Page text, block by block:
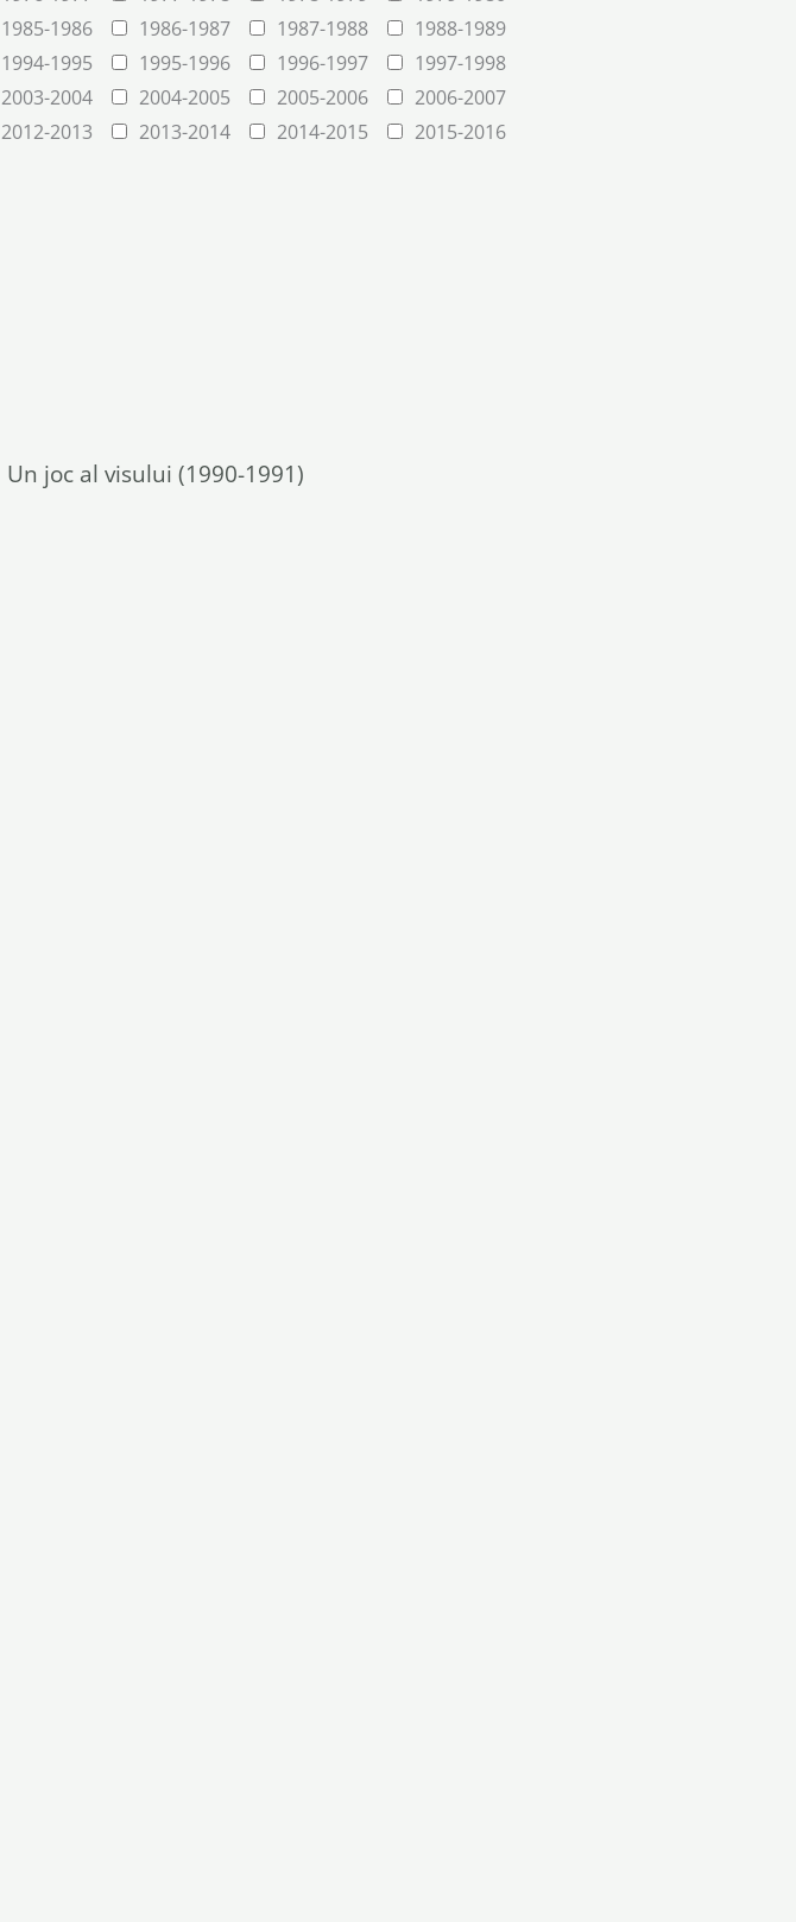
1985-1986 1986-1987 1987-1988
1988-1989
1994-1995 1995-1996 1996-1997
1997-1998
2003-2004 2004-2005 2005-2006
2006-2007
2012-2013 2013-2014 2014-2015
2015-2016
Un joc al visului (1990-1991)